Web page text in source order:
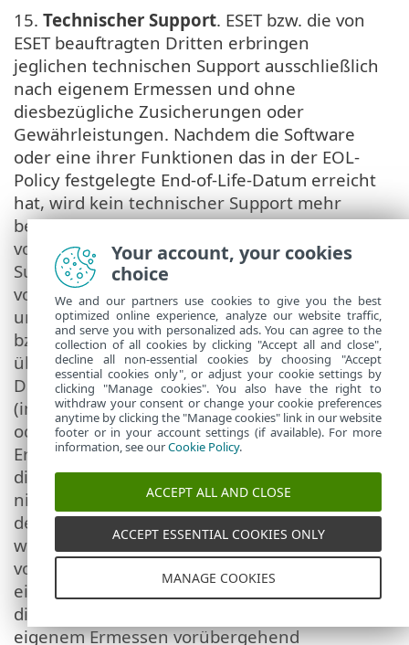
15. Technischer Support. ESET bzw. die von
ESET beauftragten Dritten erbringen
jeglichen technischen Support ausschließlich
nach eigenem Ermessen und ohne
diesbezügliche Zusicherungen oder
Gewährleistungen. Nachdem die Software
oder eine ihrer Funktionen das in der EOL-
Policy festgelegte End-of-Life-Datum erreicht
hat, wird kein technischer Support mehr
bereitgestellt. Endbenutzer sind verpflichtet,
vor der Inanspruchnahme von
Supportleistungen eine Sicherungskopie aller
vorhandenen Daten, Softwareanwendungen
und sonstigen Programme zu erstellen. ESET
bzw. die von ESET beauftragten Dritten
übernehmen keinerlei Haftung für
Datenverluste, Sach- und Vermögensschäden
(insb. Schäden an Software und Hardware)
oder entgangene Gewinne infolge der
Erbringung von Supportleistungen. ESET bzw.
die von ESET beauftragten Dritten sichern
nicht zu, dass ein bestimmtes Problem auf
dem Wege des technischen Support gelöst
werden kann, und behalten sich das Recht
vor, die Arbeit an einem Problem ggf.
einzustellen. ESET behält sich das Recht vor,
die Erbringung von Supportleistungen nach
eigenem Ermessen vorübergehend
Your account, your cookies
choice
We and our partners use cookies to give you the best
optimized online experience, analyze our website traffic,
and serve you with personalized ads. You can agree to the
collection of all cookies by clicking "Accept all and close",
decline all non-essential cookies by choosing "Accept
essential cookies only", or adjust your cookie settings by
clicking "Manage cookies". You also have the right to
withdraw your consent or change your cookie preferences
anytime by clicking the "Manage cookies" link in our website
footer or in your account settings (if available). For more
information, see ourCookie Policy.
ACCEPT ALL AND CLOSE
ACCEPT ESSENTIAL COOKIES ONLY
MANAGE COOKIES